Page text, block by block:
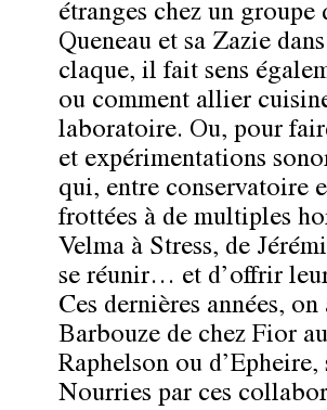
étranges chez un
Queneau et sa Zazie
claque, il fait sens
ou comment allier
laboratoire. Ou, pour
et expérimentations
qui, entre conservatoire
frottées à de multiples
Velma à Stress, de
se réunir… et d’offrir
Ces dernières années,
Barbouze de chez Fior
Raphelson ou
Nourries par ces